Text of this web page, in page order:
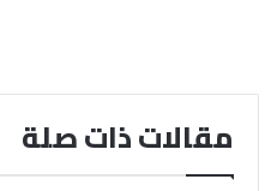
مقالات ذات صلة